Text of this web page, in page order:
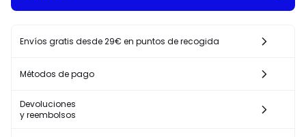
Envíos gratis desde 29€ en puntos de recogida
Métodos de pago
Devoluciones
y reembolsos